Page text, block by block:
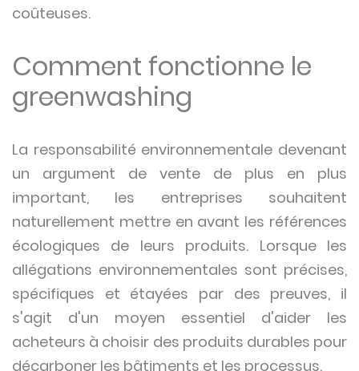
coûteuses.
Comment fonctionne le
greenwashing
La responsabilité environnementale devenant
un argument de vente de plus en plus
important, les entreprises souhaitent
naturellement mettre en avant les références
écologiques de leurs produits. Lorsque les
allégations environnementales sont précises,
spécifiques et étayées par des preuves, il
s'agit d'un moyen essentiel d'aider les
acheteurs à choisir des produits durables pour
décarboner les bâtiments et les processus.